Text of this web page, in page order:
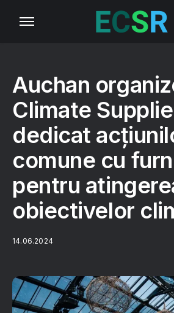
Auchan
Climate
dedicat
comune cu
pentru
obiectivelor
14.06.2024